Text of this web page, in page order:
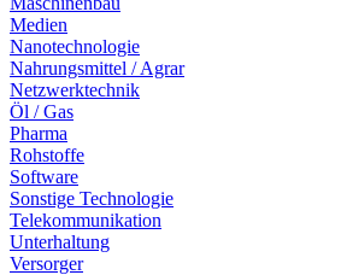
Medien
Nanotechnologie
Nahrungsmittel / Agrar
Netzwerktechnik
Öl / Gas
Pharma
Rohstoffe
Software
Sonstige Technologie
Telekommunikation
Unterhaltung
Versorger